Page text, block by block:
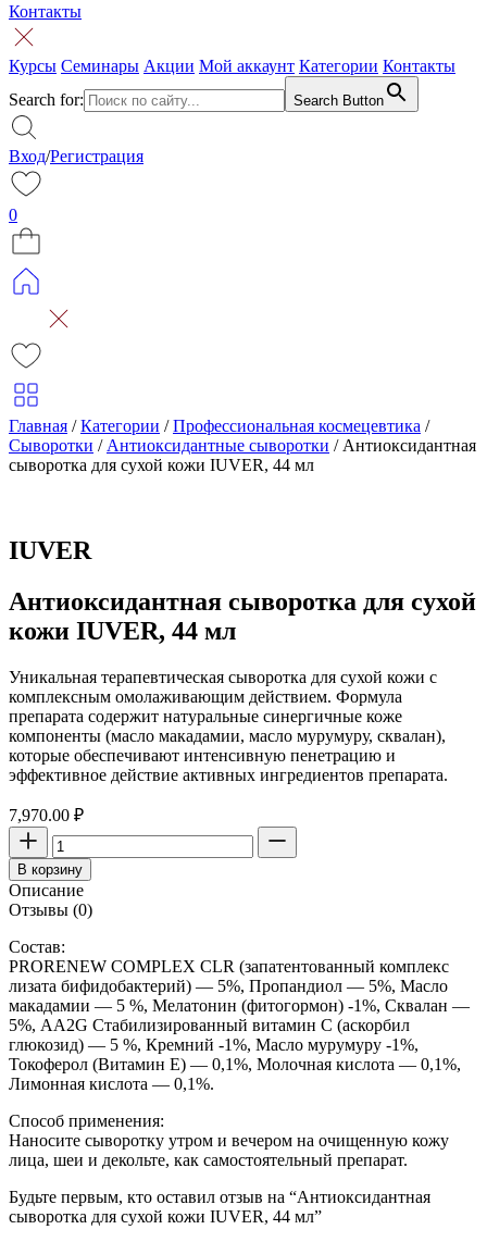
Контакты
Курсы Семинары Акции Мой аккаунт Категории Контакты
Search for:
Search Button
Вход/Регистрация
0
Главная /Категории /Профессиональная космецевтика /
Сыворотки / Антиоксидантные сыворотки / Антиоксидантная
сыворотка для сухой кожи IUVER, 44 мл
IUVER
Антиоксидантная сыворотка для сухой
кожи IUVER, 44 мл
Уникальная терапевтическая сыворотка для сухой кожи с
комплексным омолаживающим действием. Формула
препарата содержит натуральные синергичные коже
компоненты (масло макадамии, масло мурумуру, сквалан),
которые обеспечивают интенсивную пенетрацию и
эффективное действие активных ингредиентов препарата.
7,970.00 ₽
Количество
товара
Антиоксидантная
сыворотка
для
кожи
IUVER,
44
мл
В корзину
Описание
Отзывы (0)
Состав:
PRORENEW COMPLEX CLR (запатентованный комплекс
лизата бифидобактерий) — 5%, Пропандиол — 5%, Масло
макадамии — 5 %, Мелатонин (фитогормон) -1%, Сквалан —
5%, AA2G Стабилизированный витамин С (аскорбил
глюкозид) — 5 %, Кремний -1%, Масло мурумуру -1%,
Токоферол (Витамин Е) — 0,1%, Молочная кислота — 0,1%,
Лимонная кислота — 0,1%.
Способ применения:
Наносите сыворотку утром и вечером на очищенную кожу
лица, шеи и декольте, как самостоятельный препарат.
Будьте первым, кто оставил отзыв на “Антиоксидантная
сыворотка для сухой кожи IUVER, 44 мл”